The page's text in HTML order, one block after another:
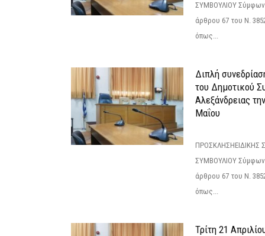
ΣΥΜΒΟΥΛΙΟΥ
άρθρου 67 του Ν.
όπως...
Διπλή
του Δημοτικού
Αλεξάνδρειας
Μαΐου
ΠΡΟΣΚΛΗΣΗΕΙΔΙΚΗΣ
ΣΥΜΒΟΥΛΙΟΥ
άρθρου 67 του Ν.
όπως...
Τρίτη 21